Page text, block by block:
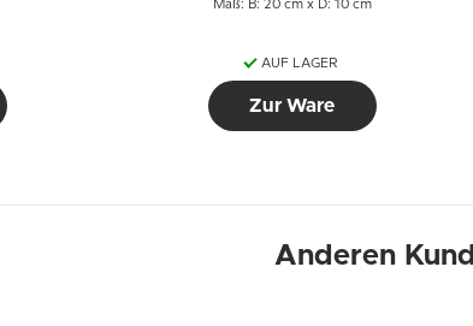
Maß: B: 20 cm x D: 10 cm
AUF LAGER
Zur Ware
Anderen